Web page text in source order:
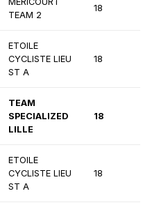
TEAM 2
18
ETOILE
CYCLISTE LIEU
ST A
18
TEAM
SPECIALIZED
LILLE
18
ETOILE
CYCLISTE LIEU
ST A
18